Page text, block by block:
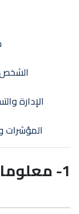
الإدارة
المؤشرات
1- معلومات عامة حول الشركة